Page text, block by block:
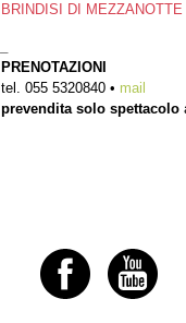
BRINDISI DI MEZZANOTTE
PRENOTAZIONI
tel. 055 5320840 • mail
prevendita solo spettacolo